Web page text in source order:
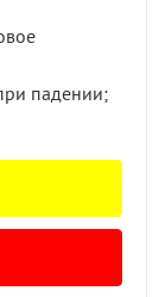
падении;